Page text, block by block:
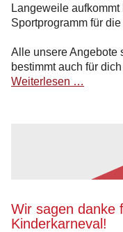
Langeweile
Sportprogramm für
Alle unsere Angebote
bestimmt auch für
Weiterlesen …
Wir sagen danke
Kinderkarneval!